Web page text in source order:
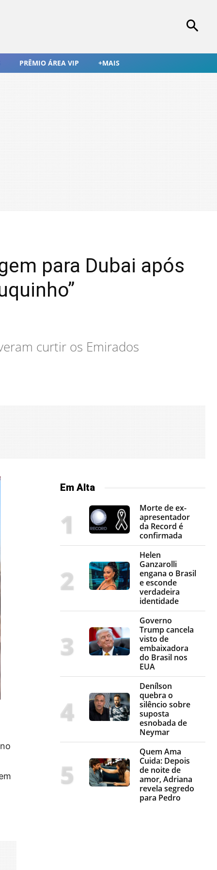
PRÊMIO ÁREA VIP +MAIS
para Dubai após
curtir os Emirados
Em Alta
Morte de ex-
apresentador
da Record é
confirmada
Helen
Ganzarolli
engana o Brasil
e esconde
verdadeira
identidade
Governo
Trump cancela
visto de
embaixadora
do Brasil nos
EUA
Denílson
quebra o
silêncio sobre
suposta
esnobada de
Neymar
Quem Ama
Cuida: Depois
de noite de
amor, Adriana
revela segredo
para Pedro